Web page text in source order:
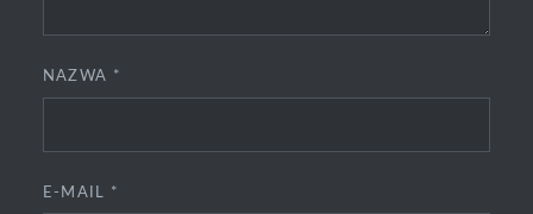
NAZWA *
E-MAIL *